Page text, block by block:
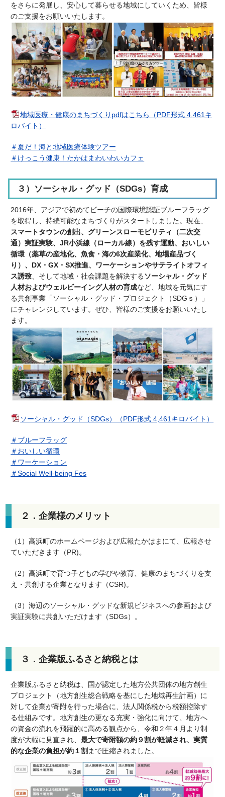
をさらに発展し、安心して暮らせる地域にしていくため、皆様
のご支援をお願いいたします。
地域医療・健康のまちづくりpdfはこちら（PDF形式 4,461キ
ロバイト）
＃夏だ！海と地域医療体験ツアー
＃けっこう健康！たかはまわいわいカフェ
３）ソーシャル・グッド（SDGs）育成
2016年、アジアで初めてビーチの国際環境認証ブルーフラッグ
を取得し、持続可能なまちづくりがスタートしました。現在、
スマートタウンの創出、グリーンスローモビリティ（二次交
通）実証実験、JR小浜線（ローカル線）を残す運動、おいしい
循環（薬草の産地化、魚食・海の6次産業化、地場産品づく
り）、 DX・GX・SX推進、 ワーケーションやサテライトオフィ
ス誘致、そして地域・社会課題を解決する ソーシャル・グッド
人材およびウェルビーイング人材の育成など、地域を元気にす
る共創事業「ソーシャル・グッド・プロジェクト（SDGｓ）」
にチャレンジしています。ぜひ、皆様のご支援をお願いいたし
ます。
ソーシャル・グッド（SDGs）（PDF形式 4,461キロバイト）
＃ブルーフラッグ
＃おいしい循環
＃ワーケーション
＃Social Well-being Fes
２．企業様のメリット
（1）高浜町のホームページおよび広報たかはまにて、広報させ
ていただきます（PR)。
（2）高浜町で育つ子どもの学びや教育、健康のまちづくりを支
え・共創する企業となります（CSR)。
（3）海辺のソーシャル・グッドな新規ビジネスへの参画および
実証実験に共創いただけます（SDGs）。
３．企業版ふるさと納税とは
企業版ふるさと納税は、国が認定した地方公共団体の地方創生
プロジェクト（地方創生総合戦略を基にした地域再生計画）に
対して企業が寄附を行った場合に、法人関係税から税額控除す
る仕組みです。地方創生の更なる充実・強化に向けて、地方へ
の資金の流れを飛躍的に高める観点から、令和２年４月より制
度が大幅に見直され、最大で寄附額の約９割が軽減され、実質
的な企業の負担が約１割 まで圧縮されました。